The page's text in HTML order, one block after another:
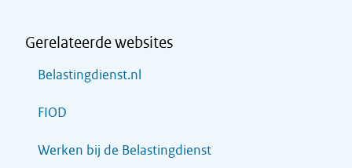
Gerelateerde websites
Belastingdienst.nl
FIOD
Werken bij de Belastingdienst